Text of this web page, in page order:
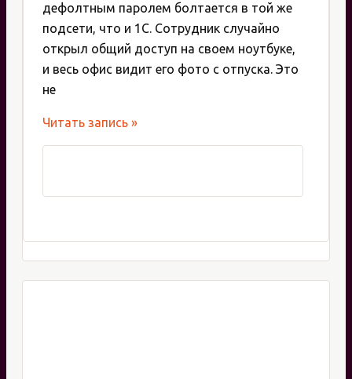
дефолтным паролем болтается в той же
подсети, что и 1С. Сотрудник случайно
открыл общий доступ на своем ноутбуке,
и весь офис видит его фото с отпуска. Это
не
VLAN
на
VoIP
и
камеры
Читать запись »